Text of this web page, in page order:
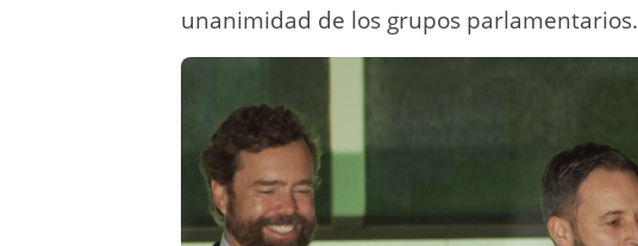
unanimidad de los grupos parlamentarios.